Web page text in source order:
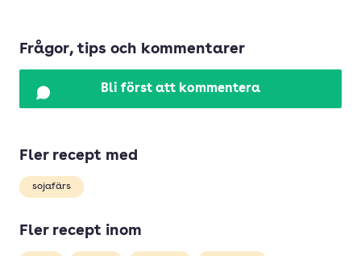
Frågor, tips och kommentarer
Bli först att kommentera
Fler recept med
sojafärs
Fler recept inom